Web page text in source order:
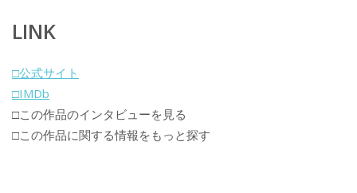
LINK
□公式サイト
□IMDb
□この作品のインタビューを見る
□この作品に関する情報をもっと探す